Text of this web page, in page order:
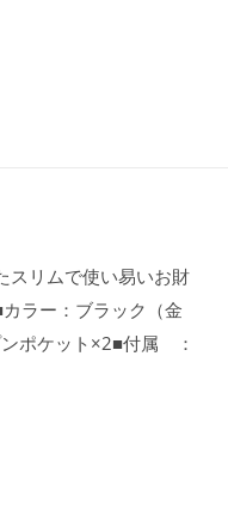
スリムで使い易いお財
ラー：ブラック（金
ポケット×2■付属 ：